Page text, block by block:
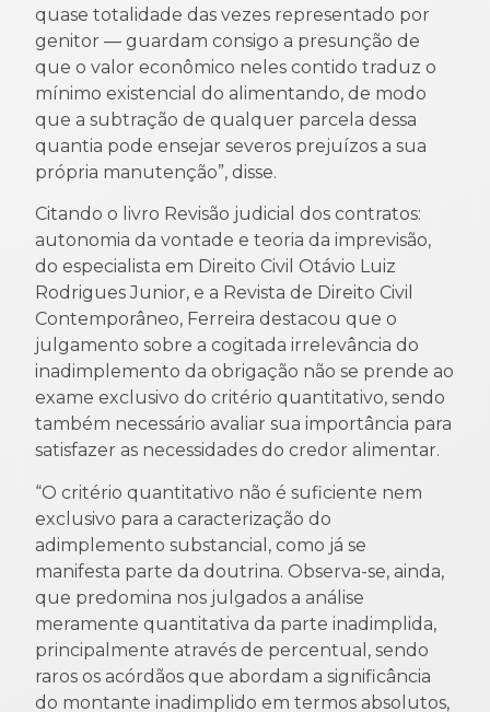
quase totalidade das vezes representado por
genitor — guardam consigo a presunção de
que o valor econômico neles contido traduz o
mínimo existencial do alimentando, de modo
que a subtração de qualquer parcela dessa
quantia pode ensejar severos prejuízos a sua
própria manutenção”, disse.
Citando o livro Revisão judicial dos contratos:
autonomia da vontade e teoria da imprevisão,
do especialista em Direito Civil Otávio Luiz
Rodrigues Junior, e a Revista de Direito Civil
Contemporâneo, Ferreira destacou que o
julgamento sobre a cogitada irrelevância do
inadimplemento da obrigação não se prende ao
exame exclusivo do critério quantitativo, sendo
também necessário avaliar sua importância para
satisfazer as necessidades do credor alimentar.
“O critério quantitativo não é suficiente nem
exclusivo para a caracterização do
adimplemento substancial, como já se
manifesta parte da doutrina. Observa-se, ainda,
que predomina nos julgados a análise
meramente quantitativa da parte inadimplida,
principalmente através de percentual, sendo
raros os acórdãos que abordam a significância
do montante inadimplido em termos absolutos,